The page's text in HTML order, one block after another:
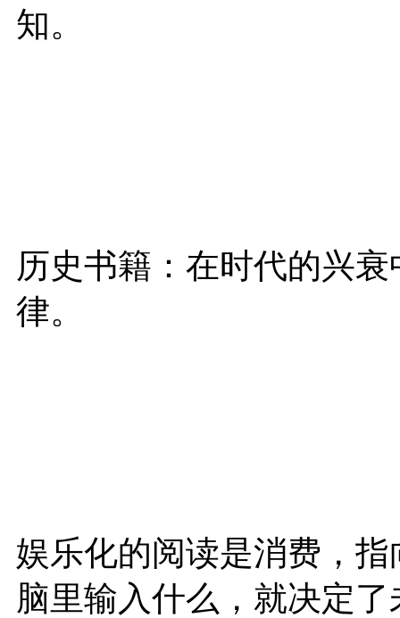
知。
历史书籍：在时代的兴
律。
娱乐化的阅读是消费，
脑里输入什么，就决定